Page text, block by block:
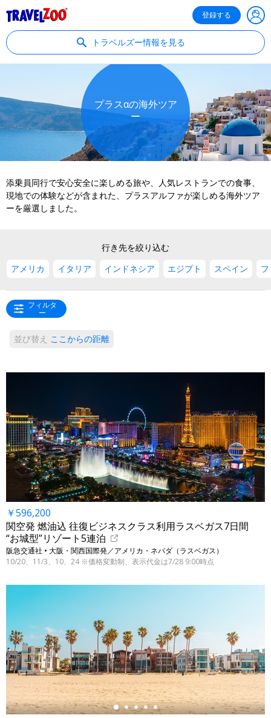
登録する
トラベルズー情報を見る
プラスαの海外ツア
ー
添乗員同行で安心安全に楽しめる旅や、人気レストランでの食事、
現地での体験などが含まれた、プラスアルファが楽しめる海外ツア
ーを厳選しました。
行き先を絞り込む
アメリカ
イタリア インドネシア エジプト スペイン
フィルタ
ー
並び替え ここからの距離
￥596,200
関空発 燃油込 往復ビジネスクラス利用ラスベガス7日間
“お城型”リゾート5連泊
阪急交通社 • 大阪・関西国際発／アメリカ・ネバダ（ラスベガス）
10/20、11/3、10、24 ※価格変動制、表示代金は7/28 9:00時点
←